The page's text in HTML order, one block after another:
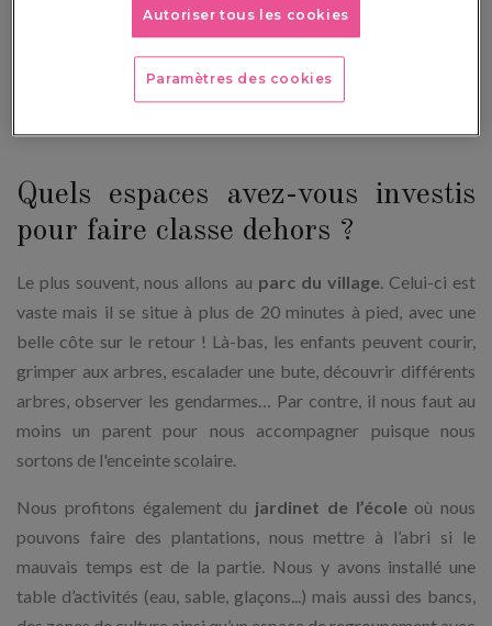
! On peut aussi revenir ou approfondir ce qu’on a
une pièce de théâtre inspirée de l’histoire de « Boucle d’Or »
dont nous avions étudié le texte un peu plus tôt.
Quels espaces avez-vous investis
pour faire classe dehors ?
Le plus souvent, nous allons au parc du village. Celui-ci est
vaste mais il se situe à plus de 20 minutes à pied, avec une
belle côte sur le retour ! Là-bas, les enfants peuvent courir,
grimper aux arbres, escalader une bute, découvrir différents
arbres, observer les gendarmes… Par contre, il nous faut au
moins un parent pour nous accompagner puisque nous
sortons de l'enceinte scolaire.
Nous profitons également du jardinet de l’écoleoù nous
pouvons faire des plantations, nous mettre à l’abri si le
mauvais temps est de la partie. Nous y avons installé une
table d’activités (eau, sable, glaçons...) mais aussi des bancs,
Autoriser tous les cookies
Paramètres des cookies